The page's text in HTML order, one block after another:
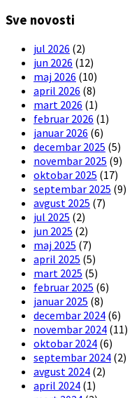
Sve novosti
jul 2026 (2)
jun 2026 (12)
maj 2026 (10)
april 2026 (8)
mart 2026 (1)
februar 2026 (1)
januar 2026 (6)
decembar 2025 (5)
novembar 2025 (9)
oktobar 2025 (17)
septembar 2025 (9)
avgust 2025 (7)
jul 2025 (2)
jun 2025 (2)
maj 2025 (7)
april 2025 (5)
mart 2025 (5)
februar 2025 (6)
januar 2025 (8)
decembar 2024 (6)
novembar 2024 (11)
oktobar 2024 (6)
septembar 2024 (2)
avgust 2024 (2)
april 2024 (1)